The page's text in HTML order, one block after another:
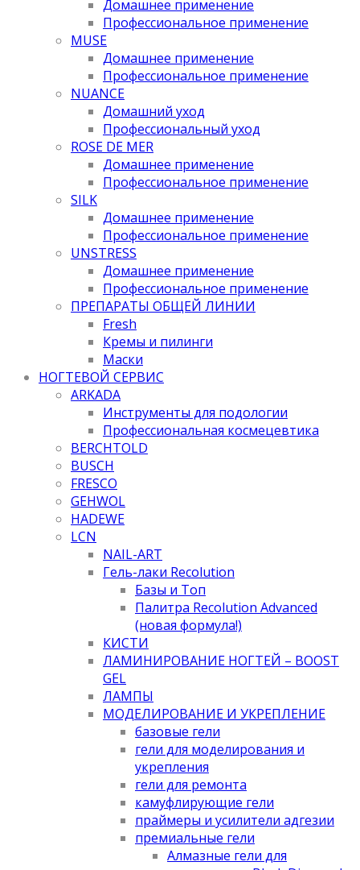
Домашнее применение
Профессиональное применение
MUSE
Домашнее применение
Профессиональное применение
NUANCE
Домашний уход
Профессиональный уход
ROSE DE MER
Домашнее применение
Профессиональное применение
SILK
Домашнее применение
Профессиональное применение
UNSTRESS
Домашнее применение
Профессиональное применение
ПРЕПАРАТЫ ОБЩЕЙ ЛИНИИ
Fresh
Кремы и пилинги
Маски
НОГТЕВОЙ СЕРВИС
ARKADA
Инструменты для подологии
Профессиональная космецевтика
BERCHTOLD
BUSCH
FRESCO
GEHWOL
HADEWE
LCN
NAIL-ART
Гель-лаки Recolution
Базы и Топ
Палитра Recolution Advanced
(новая формула!)
КИСТИ
ЛАМИНИРОВАНИЕ НОГТЕЙ – BOOST
GEL
ЛАМПЫ
МОДЕЛИРОВАНИЕ И УКРЕПЛЕНИЕ
базовые гели
гели для моделирования и
укрепления
гели для ремонта
камуфлирующие гели
праймеры и усилители адгезии
премиальные гели
Алмазные гели для